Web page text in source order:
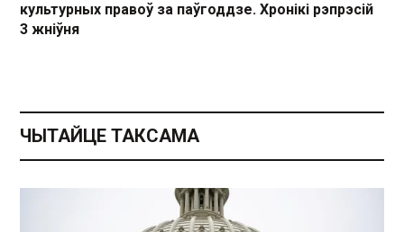
культурных правоў за паўгоддзе. Хронікі рэпрэсій
3 жніўня
ЧЫТАЙЦЕ ТАКСАМА